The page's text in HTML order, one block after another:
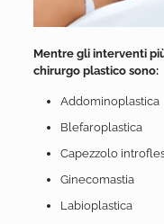
Mentre gli interventi
chirurgo plastico sono:
Addominoplastica
Blefaroplastica
Capezzolo
Ginecomastia
Labioplastica